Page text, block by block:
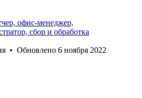
офис-менеджер,
сбор и обработка
• Обновлено 6 ноября 2022